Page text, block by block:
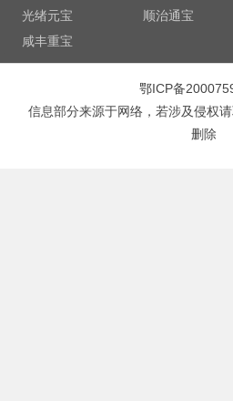
光绪元宝
顺治通宝
咸丰重宝
鄂ICP备
信息部分来源于网络，若涉及侵权
删除